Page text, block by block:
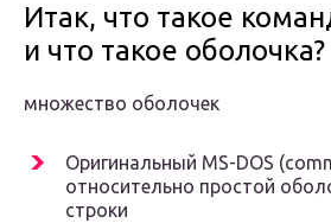
Итак, что такое
и что такое оболочка?
множество оболочек
Оригинальный MS-DOS
относительно простой
строки